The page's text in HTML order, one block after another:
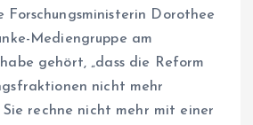
Forschungsministerin Dorothee
Mediengruppe am
gehört, „dass die Reform
nicht mehr
rechne nicht mehr mit einer